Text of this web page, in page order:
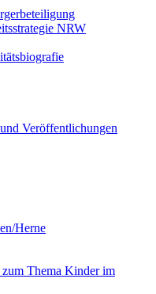
NRW
Veröffentlichungen
Herne
Thema Kinder im